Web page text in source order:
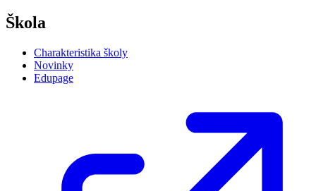
Škola
Charakteristika školy
Novinky
Edupage